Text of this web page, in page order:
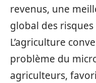
revenus, une
global des
L’agriculture
problème du
agriculteurs,